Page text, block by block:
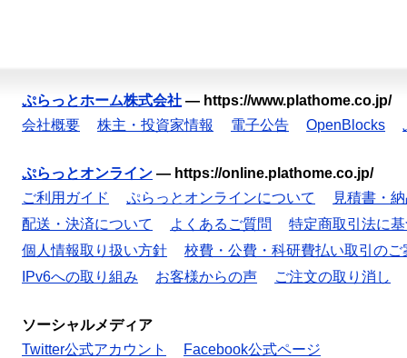
ぷらっとホーム株式会社 — https://www.plathome.co.jp/
会社概要
株主・投資家情報 電子公告 OpenBlocks
ぷらっとオンライン — https://online.plathome.co.jp/
ご利用ガイド
ぷらっとオンラインについて
見積書・
配送・決済について
よくあるご質問
特定商取引法に
個人情報取り扱い方針
校費・公費・科研費払い取引のご
IPv6への取り組み
お客様からの声 ご注文の取り消し
ソーシャルメディア
Twitter公式アカウント
Facebook公式ページ